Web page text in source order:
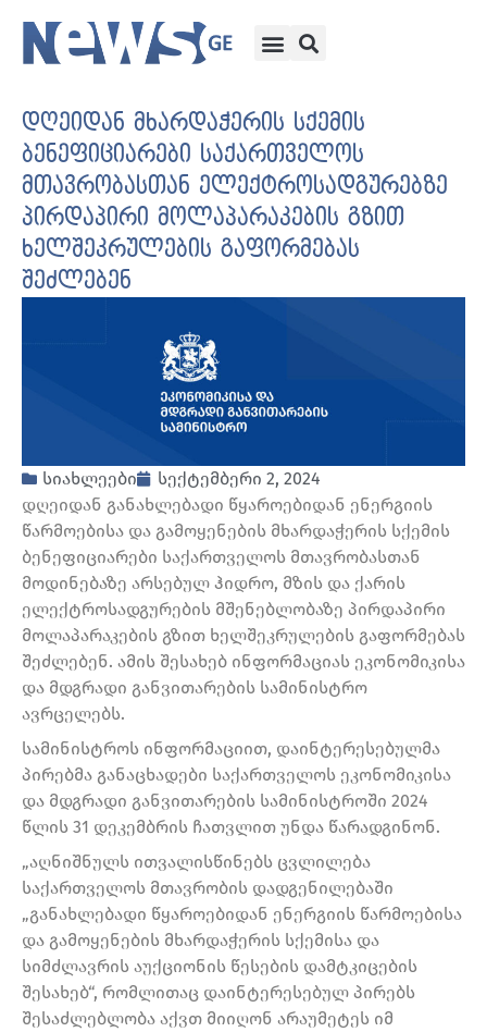
დღეიდან მხარდაჭერის სქემის
ბენეფიციარები საქართველოს
მთავრობასთან ელექტროსადგურებზე
პირდაპირი მოლაპარაკების გზით
ხელშეკრულების გაფორმებას
შეძლებენ
სიახლეები
სექტემბერი 2, 2024
დღეიდან განახლებადი წყაროებიდან ენერგიის
წარმოებისა და გამოყენების მხარდაჭერის სქემის
ბენეფიციარები საქართველოს მთავრობასთან
მოდინებაზე არსებულ ჰიდრო, მზის და ქარის
ელექტროსადგურების მშენებლობაზე პირდაპირი
მოლაპარაკების გზით ხელშეკრულების გაფორმებას
შეძლებენ. ამის შესახებ ინფორმაციას ეკონომიკისა
და მდგრადი განვითარების სამინისტრო
ავრცელებს.
სამინისტროს ინფორმაციით, დაინტერესებულმა
პირებმა განაცხადები საქართველოს ეკონომიკისა
და მდგრადი განვითარების სამინისტროში 2024
წლის 31 დეკემბრის ჩათვლით უნდა წარადგინონ.
„აღნიშნულს ითვალისწინებს ცვლილება
საქართველოს მთავრობის დადგენილებაში
„განახლებადი წყაროებიდან ენერგიის წარმოებისა
და გამოყენების მხარდაჭერის სქემისა და
სიმძლავრის აუქციონის წესების დამტკიცების
შესახებ“, რომლითაც დაინტერესებულ პირებს
შესაძლებლობა აქვთ მიიღონ არაუმეტეს იმ